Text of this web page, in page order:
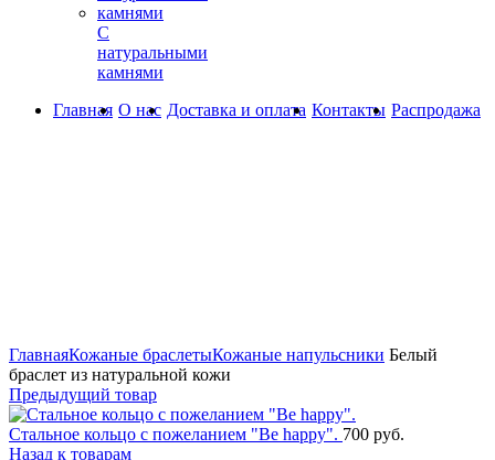
С
натуральными
камнями
Главная О нас Доставка и оплата Контакты Распродажа
ГлавнаяКожаные браслетыКожаные напульсники Белый
браслет из натуральной кожи
Предыдущий товар
Стальное кольцо с пожеланием "Be happy". 700 руб.
Назад к товарам